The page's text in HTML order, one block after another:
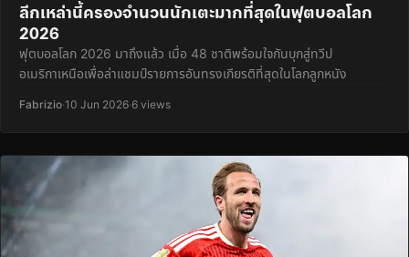
ลีกเหล่านี้ครองจำนวนนักเตะมากที่สุดในฟุตบอลโลก
2026
ฟุตบอลโลก 2026 มาถึงแล้ว เมื่อ 48 ชาติพร้อมใจกันบุกสู่ทวีป
อเมริกาเหนือเพื่อล่าแชมป์รายการอันทรงเกียรติที่สุดในโลกลูกหนัง
Fabrizio·10 Jun 2026·6 views